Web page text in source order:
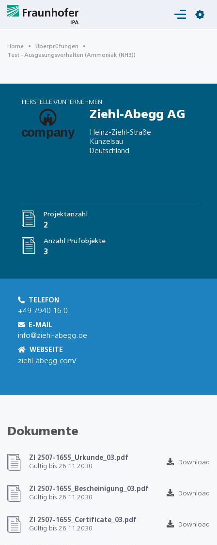
Login
Home
Überprüfungen
Test - Ausgasungsverhalten (Ammoniak (NH3))
HERSTELLER/UNTERNEHMEN:
Ziehl-Abegg AG
Heinz-Ziehl-Straße
Künzelsau
Deutschland
Projektanzahl
2
Anzahl Prüfobjekte
3
TELEFON
+49 7940 16 0
E-MAIL
info@ziehl-abegg.de
WEBSEITE
ziehl-abegg.com/
Dokumente
ZI 2507-1655_Urkunde_03.pdf
Gültig bis 26.11.2030
Download
ZI 2507-1655_Bescheinigung_03.pdf
Gültig bis 26.11.2030
Download
ZI 2507-1655_Certificate_03.pdf
Gültig bis 26.11.2030
Download